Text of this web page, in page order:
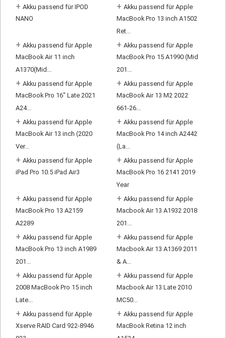
+ Akku passend für IPOD
NANO
+ Akku passend für Apple
MacBook Pro 13 inch A1502
Ret...
+ Akku passend für Apple
MacBook Air 11 inch
A1370(Mid...
+ Akku passend für Apple
MacBook Pro 15 A1990 (Mid
201...
+ Akku passend für Apple
MacBook Pro 16" Late 2021
A24...
+ Akku passend für Apple
MacBook Air 13 M2 2022
661-26...
+ Akku passend für Apple
MacBook Air 13 inch (2020
Ver...
+ Akku passend für Apple
MacBook Pro 14 inch A2442
(La...
+ Akku passend für Apple
iPad Pro 10.5 iPad Air3
+ Akku passend für Apple
MacBook Pro 16 2141 2019
Year
+ Akku passend für Apple
MacBook Pro 13 A2159
A2289
+ Akku passend für Apple
Macbook Air 13 A1932 2018
201...
+ Akku passend für Apple
MacBook Pro 13 inch A1989
201...
+ Akku passend für Apple
Macbook Air 13 A1369 2011
& A...
+ Akku passend für Apple
2008 MacBook Pro 15 inch
Late...
+ Akku passend für Apple
Macbook Air 13 Late 2010
MC50...
+ Akku passend für Apple
Xserve RAID Card 922-8946
+ Akku passend für Apple
MacBook Retina 12 inch